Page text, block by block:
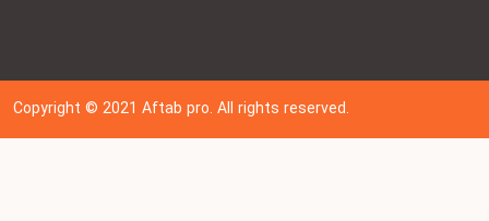
Copyright © 202 1Aftab pro. All rights reserved.